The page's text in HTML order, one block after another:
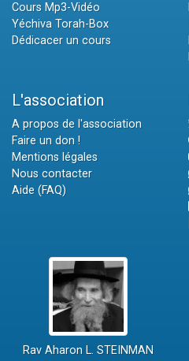
Cours Mp3-Vidéo
Yéchiva Torah-Box
Dédicacer un cours
L'association
A propos de l'association
Faire un don !
Mentions légales
Nous contacter
Aide (FAQ)
Rav Aharon L. STEINMAN